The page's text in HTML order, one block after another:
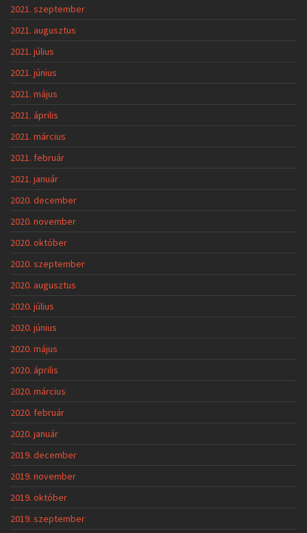
2021. szeptember
2021. augusztus
2021. július
2021. június
2021. május
2021. április
2021. március
2021. február
2021. január
2020. december
2020. november
2020. október
2020. szeptember
2020. augusztus
2020. július
2020. június
2020. május
2020. április
2020. március
2020. február
2020. január
2019. december
2019. november
2019. október
2019. szeptember